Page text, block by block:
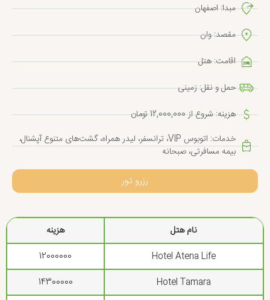
مبدا: اصفهان
مقصد: وان
اقامت: هتل
حمل و نقل: زمینی
هزینه: شروع از 12,000,000 تومان
خدمات: اتوبوس VIP، ترانسفر، لیدر همراه، گشت‌های متنوع آپشنال،
بیمه مسافرتی، صبحانه
رزرو تور
نام هتل
هزینه
Hotel Atena Life
12000000
Hotel Tamara
14300000